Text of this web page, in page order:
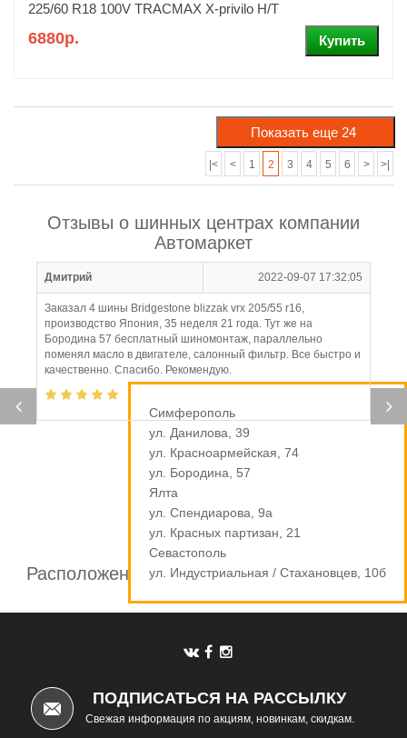
225/60 R18 100V TRACMAX X-privilo H/T
6880р.
|< < 1 2 3 4 5 6 > >|
Отзывы о шинных центрах компании
Автомаркет
Дмитрий 2022-09-07 17:32:05
Заказал 4 шины Bridgestone blizzak vrx 205/55 r16,
производство Япония, 35 неделя 21 года. Тут же на
Бородина 57 бесплатный шиномонтаж, параллельно
поменял масло в двигателе, салонный фильтр. Все быстро и
качественно. Спасибо. Рекомендую.
Расположение шинных центров компании
Симферополь
ул. Данилова, 39
ул. Красноармейская, 74
ул. Бородина, 57
Ялта
ул. Спендиарова, 9а
ул. Красных партизан, 21
Севастополь
ул. Индустриальная / Стахановцев, 10б
ПОДПИСАТЬСЯ НА РАССЫЛКУ
Свежая информация по акциям, новинкам, скидкам.